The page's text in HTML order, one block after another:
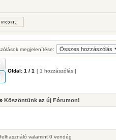
megjelenítése:
Oldal: 1 / 1 [ 1 hozzászólás ]
» Köszöntünk az új Fórumon!
valamint 0 vendég